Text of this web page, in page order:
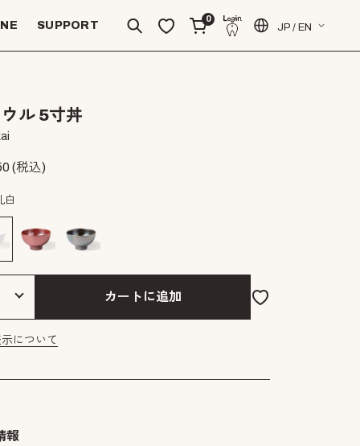
SUPPORT
0
JP / EN
ウル 5寸丼
(税込)
白
カートに追加
について
報